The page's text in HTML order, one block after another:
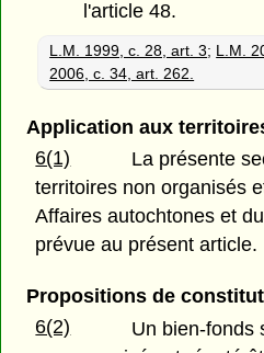
l'article 48.
L.M. 1999, c. 28, art. 3; L.M.
2006, c. 34, art. 262.
Application aux
6(1)
La présente
territoires non organisés
Affaires autochtones et
prévue au présent article.
Propositions de
6(2)
Un bien-fonds